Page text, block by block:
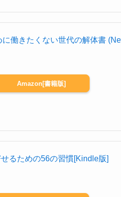
働きたくない世代の解体書
Amazon[書籍版]
るための56の習慣[Kindle版]